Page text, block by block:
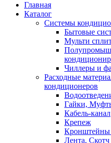
Главная
Каталог
Системы
Бытовые
Мульти
Чиллеры и
Расходные
кондиционеров
Гайки,
Кабель-канал
Крепеж
Кронштейны
Лента, Скотч